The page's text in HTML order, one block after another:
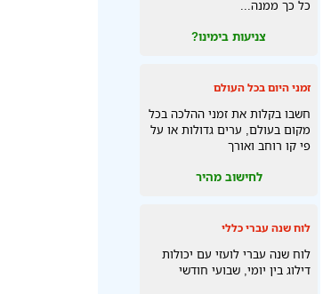
כל כך ממנה...
צניעות בימינו?
זמני היום בכל העולם
חשבו בקלות את זמני ההלכה בכל
מקום בעולם, ערים גדולות או על
פי קו רוחב ואורך
לחישוב מהיר
לוח שנה עברי כללי
לוח שנה עברי לועזי עם יכולות
דילוג בין יומי, שבועי חודשי